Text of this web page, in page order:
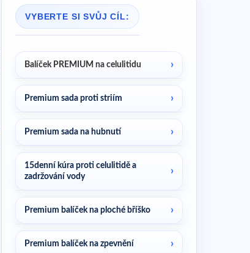
VYBERTE SI SVŮJ CÍL:
Balíček PREMIUM na celulitidu
Premium sada proti striím
Premium sada na hubnutí
15denní kúra proti celulitidě a
zadržování vody
Premium balíček na ploché bříško
Premium balíček na zpevnění